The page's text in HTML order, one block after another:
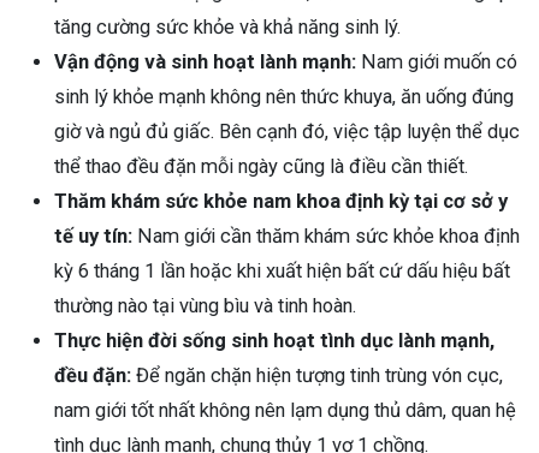
tăng cường sức khỏe và khả năng sinh lý.
Vận động và sinh hoạt lành mạnh: Nam giới muốn có
sinh lý khỏe mạnh không nên thức khuya, ăn uống đúng
giờ và ngủ đủ giấc. Bên cạnh đó, việc tập luyện thể dục
thể thao đều đặn mỗi ngày cũng là điều cần thiết.
Thăm khám sức khỏe nam khoa định kỳ tại cơ sở y
tế uy tín: Nam giới cần thăm khám sức khỏe khoa định
kỳ 6 tháng 1 lần hoặc khi xuất hiện bất cứ dấu hiệu bất
thường nào tại vùng bìu và tinh hoàn.
Thực hiện đời sống sinh hoạt tình dục lành mạnh,
đều đặn: Để ngăn chặn hiện tượng tinh trùng vón cục,
nam giới tốt nhất không nên lạm dụng thủ dâm, quan hệ
tình dục lành mạnh, chung thủy 1 vợ 1 chồng.